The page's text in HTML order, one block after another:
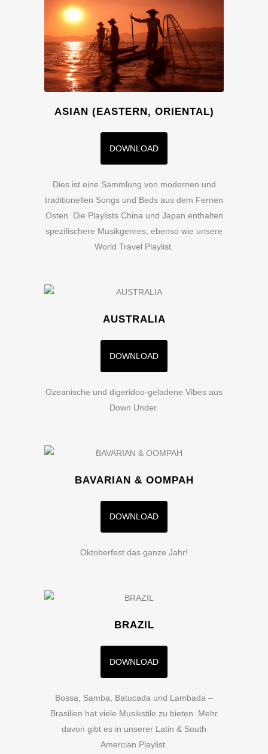
ASIAN (EASTERN, ORIENTAL)
DOWNLOAD
Dies ist eine Sammlung von modernen und
traditionellen Songs und Beds aus dem Fernen
Osten. Die Playlists China und Japan enthalten
spezifischere Musikgenres, ebenso wie unsere
World Travel Playlist.
AUSTRALIA
DOWNLOAD
Ozeanische und digeridoo-geladene Vibes aus
Down Under.
BAVARIAN & OOMPAH
DOWNLOAD
Oktoberfest das ganze Jahr!
BRAZIL
DOWNLOAD
Bossa, Samba, Batucada und Lambada –
Brasilien hat viele Musikstile zu bieten. Mehr
davon gibt es in unserer Latin & South
Amercian Playlist.